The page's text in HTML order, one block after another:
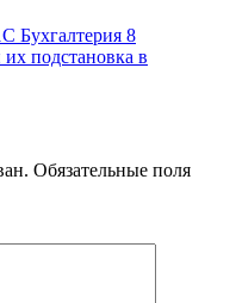
Бухгалтерия 8
подстановка в
Обязательные поля